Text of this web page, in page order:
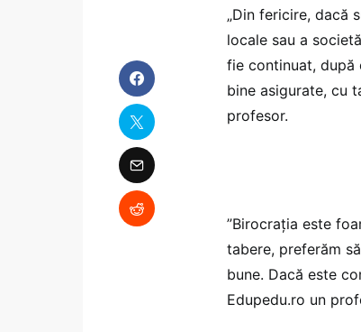
„Din fericire, dacă
locale sau a
fie continuat, după
bine asigurate, cu
profesor.
”Birocrația este
tabere, preferăm
bune. Dacă este
Edupedu.ro un